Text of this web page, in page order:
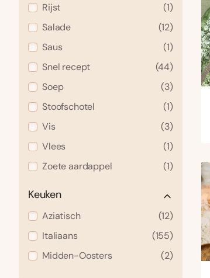
Rijst
(1)
Salade
(12)
Saus
(1)
Snel recept
(44)
Soep
(3)
Stoofschotel
(1)
Vis
(3)
Vlees
(1)
Zoete aardappel
(1)
Keuken
Aziatisch
(12)
Italiaans
(155)
Midden-Oosters
(2)